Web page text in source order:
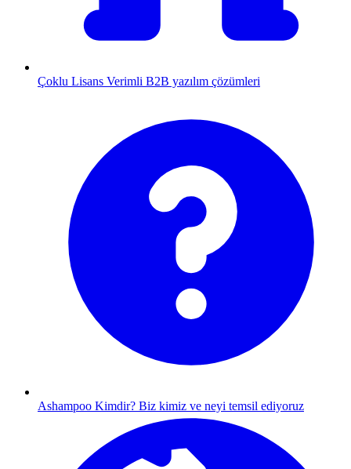
Çoklu Lisans Verimli B2B yazılım çözümleri
Ashampoo Kimdir? Biz kimiz ve neyi temsil ediyoruz